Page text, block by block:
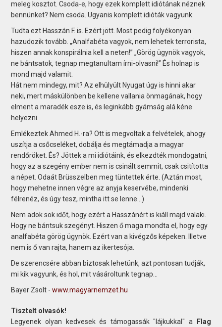
meleg kosztot. Csoda-e, hogy ezek komplett idiótának néznek
bennünket? Nem csoda. Ugyanis komplett idióták vagyunk.
Tudta ezt Hasszán F. is. Ezért jött. Most pedig folyékonyan
hazudozik tovább. „Analfabéta vagyok, nem lehetek terrorista,
hiszen annak konspirálnia kell a neten!” „Görög ügynök vagyok,
ne bántsatok, tegnap megtanultam írni-olvasni!” És holnap is
mond majd valamit.
Hát nem mindegy, mit? Az elhülyült Nyugat úgy is hinni akar
neki, mert máskülönben be kellene vallania önmagának, hogy
elment a maradék esze is, és leginkább gyámság alá kéne
helyezni.
Emlékeztek Ahmed H.-ra? Ott is megvoltak a felvételek, ahogy
uszítja a csőcseléket, dobálja és megtámadja a magyar
rendőröket. És? Jöttek a mi idiótáink, és elkezdték mondogatni,
hogy az a szegény ember nem is csinált semmit, csak csitította
a népet. Odaát Brüsszelben meg tüntettek érte. (Aztán most,
hogy mehetne innen végre az anyja keservébe, mindenki
félrenéz, és úgy tesz, mintha itt se lenne…)
Nem adok sok időt, hogy ezért a Hasszánért is kiáll majd valaki.
Hogy ne bántsuk szegényt. Hiszen ő maga mondta el, hogy egy
analfabéta görög ügynök. Ezért van a kivégzős képeken. Illetve
nem is ő van rajta, hanem az ikertesója.
De szerencsére abban biztosak lehetünk, azt pontosan tudják,
mi kik vagyunk, és hol, mit vásároltunk tegnap…
Bayer Zsolt -www.magyarnemzet.hu
Tisztelt olvasók!
Legyenek olyan kedvesek és támogassák "lájkukkal" a
Flag